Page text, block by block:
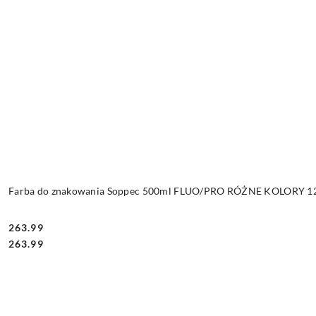
Farba do znakowania Soppec 500ml FLUO/PRO RÓŻNE KOLORY
Cena:
263.99
Cena:
263.99